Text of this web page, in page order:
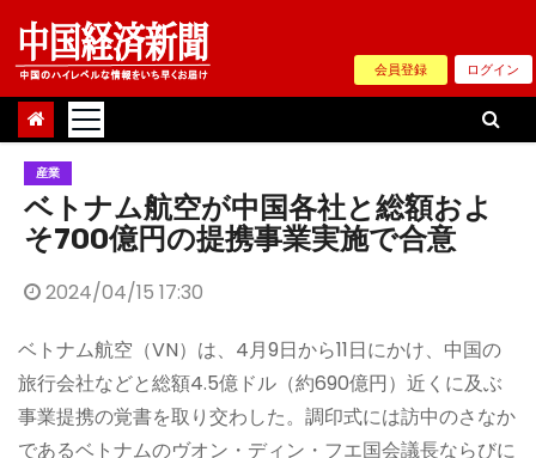
Skip
content
会員登録 ログイン
産業
ベトナム航空が中国各社と総額およ
そ700億円の提携事業実施で合意
2024/04/15 17:30
ベトナム航空（VN）は、4月9日から11日にかけ、中国の
旅行会社などと総額4.5億ドル（約690億円）近くに及ぶ
事業提携の覚書を取り交わした。調印式には訪中のさなか
であるベトナムのヴオン・ディン・フエ国会議長ならびに